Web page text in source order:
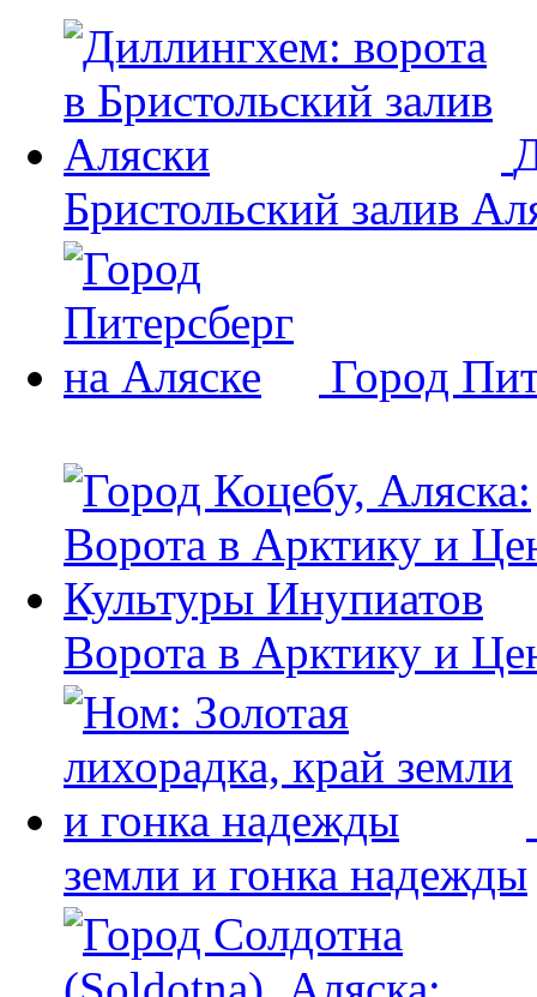
Бристольский залив
Город
Ворота в Арктику и
земли и гонка надежды